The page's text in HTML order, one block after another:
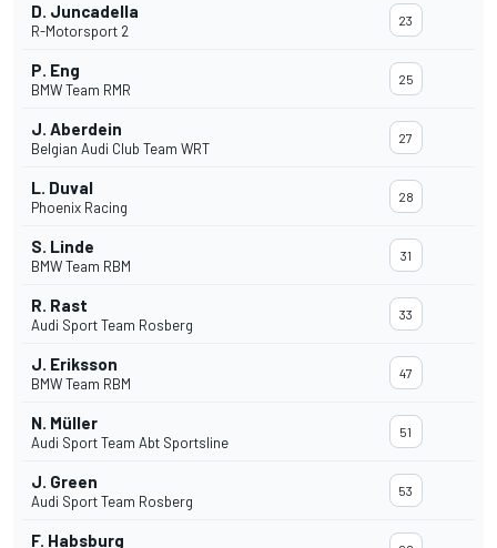
D. Juncadella
R-Motorsport 2
23
P. Eng
BMW Team RMR
25
J. Aberdein
Belgian Audi Club Team WRT
27
L. Duval
Phoenix Racing
28
S. Linde
BMW Team RBM
31
R. Rast
Audi Sport Team Rosberg
33
J. Eriksson
BMW Team RBM
47
N. Müller
Audi Sport Team Abt Sportsline
51
J. Green
Audi Sport Team Rosberg
53
F. Habsburg